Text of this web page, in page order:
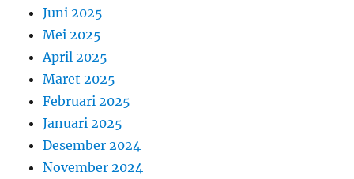
Juni 2025
Mei 2025
April 2025
Maret 2025
Februari 2025
Januari 2025
Desember 2024
November 2024